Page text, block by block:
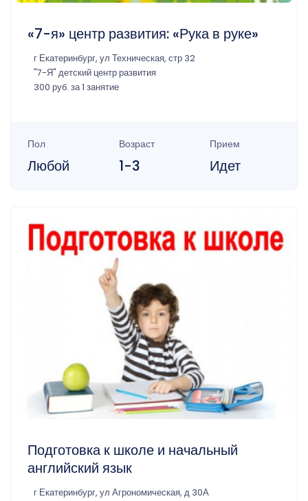
«7-я» центр развития: «Рука в руке»
г Екатеринбург, ул Техническая, стр 32
"7-Я" детский центр развития
300 руб. за 1 занятие
Пол
Любой
Возраст
1-3
Прием
Идет
Подготовка к школе и начальный
английский язык
г Екатеринбург, ул Агрономическая, д 30А